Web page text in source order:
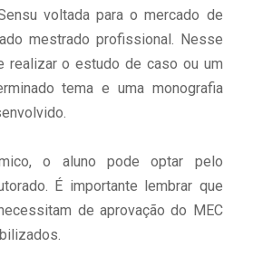
voltada para o mercado de
mestrado profissional. Nesse
realizar o estudo de caso ou um
tema e uma monografia
o aluno pode optar pelo
É importante lembrar que
de aprovação do MEC